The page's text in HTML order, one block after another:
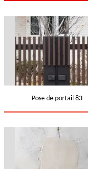
Pose de portail 83